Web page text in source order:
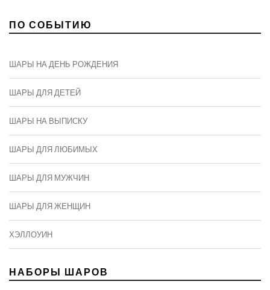
ПО СОБЫТИЮ
ШАРЫ НА ДЕНЬ РОЖДЕНИЯ
ШАРЫ ДЛЯ ДЕТЕЙ
ШАРЫ НА ВЫПИСКУ
ШАРЫ ДЛЯ ЛЮБИМЫХ
ШАРЫ ДЛЯ МУЖЧИН
ШАРЫ ДЛЯ ЖЕНЩИН
ХЭЛЛОУИН
НАБОРЫ ШАРОВ